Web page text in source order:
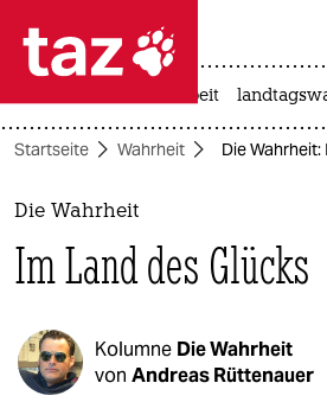
 taz zahl ich
taz zahl ich
themen
politik
öko
gesellschaft
arbeit
Startseite Wahrheit Die
Die Wahrheit
Im Land des Glücks
Kolumne Die Wahrheit
von Andreas Rüttenauer